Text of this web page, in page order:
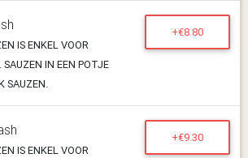
IS ENKEL VOOR
SAUZEN IN EEN POTJE
SAUZEN.
+€8.80
IS ENKEL VOOR
+€9.30